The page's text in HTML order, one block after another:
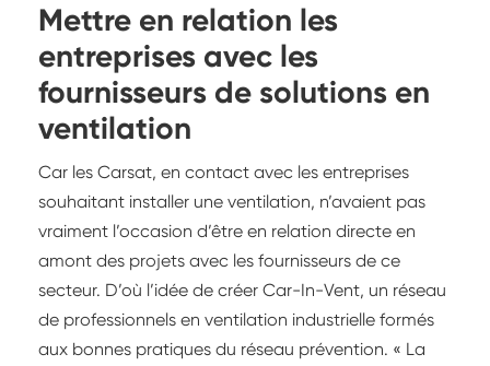
Mettre en relation les
entreprises avec les
fournisseurs de solutions en
ventilation
Car les Carsat, en contact avec les entreprises
souhaitant installer une ventilation, n’avaient pas
vraiment l’occasion d’être en relation directe en
amont des projets avec les fournisseurs de ce
secteur. D’où l’idée de créer Car-In-Vent, un réseau
de professionnels en ventilation industrielle formés
aux bonnes pratiques du réseau prévention. « La